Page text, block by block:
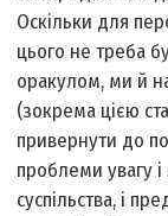
Оскільки для
цього не треба
оракулом, ми й
(зокрема цією
привернути до
проблеми увагу і
суспільства, і